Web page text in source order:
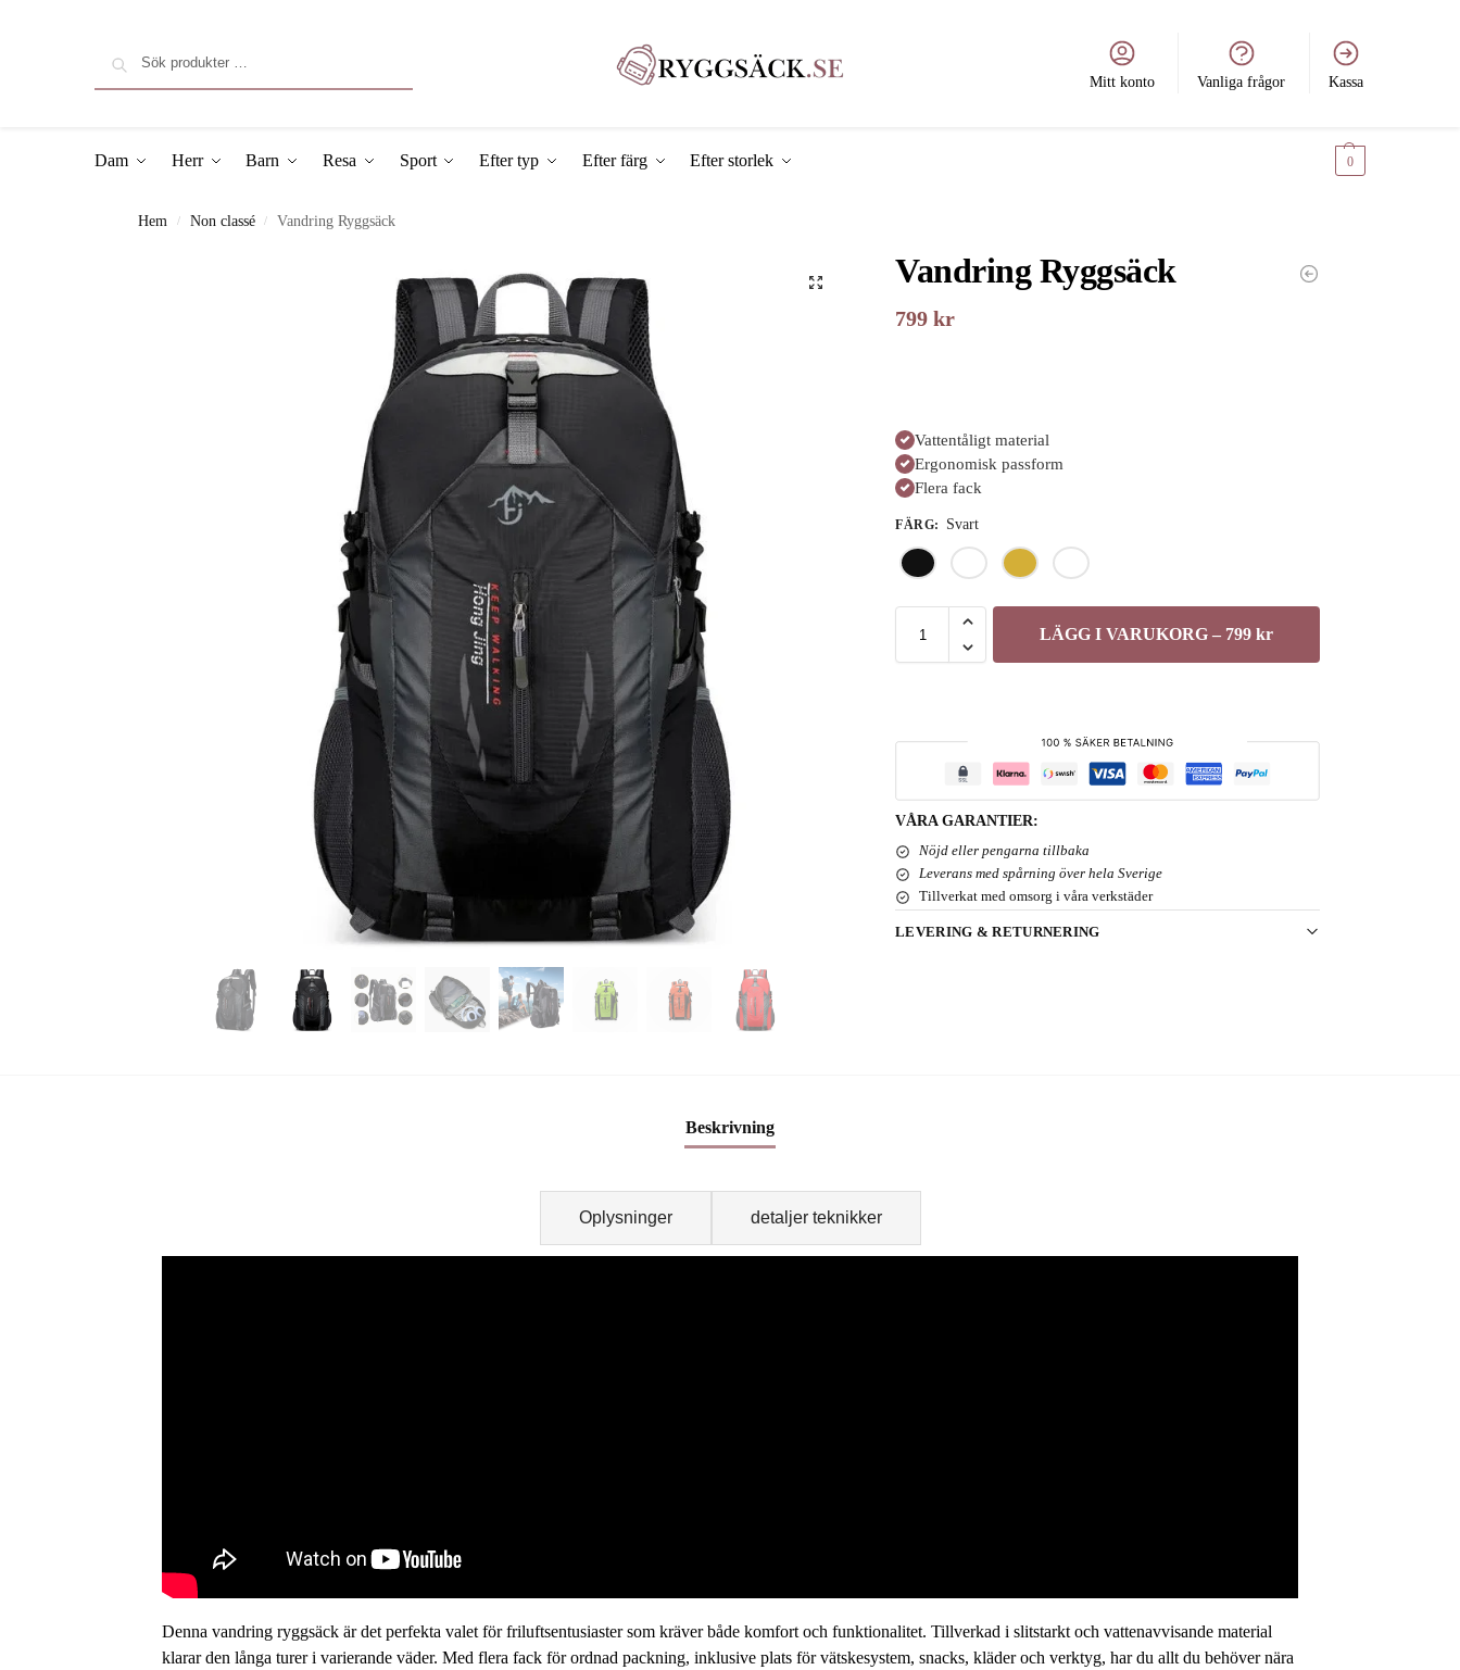
Mitt konto Vanliga frågor Kassa
Dam Herr Barn Resa Sport Efter typ Efter färg Efter storlek 0
Hem / Non classé / Vandring Ryggsäck
Vandring Ryggsäck
799kr
Vattentåligt material
Ergonomisk passform
Flera fack
FÄRG: Svart
LÄGG I VARUKORG – 799 kr
VÅRA GARANTIER:
Nöjd eller pengarna tillbaka
Leverans med spårning över hela Sverige
Tillverkat med omsorg i våra verkstäder
LEVERING & RETURNERING
Beskrivning
Oplysninger detaljer teknikker
Denna vandring ryggsäck är det perfekta valet för friluftsentusiaster som kräver både komfort och funktionalitet. Tillverkad i slitstarkt och vattenavvisande material
klarar den långa turer i varierande väder. Med flera fack för ordnad packning, inklusive plats för vätskesystem, snacks, kläder och verktyg, har du allt du behöver nära